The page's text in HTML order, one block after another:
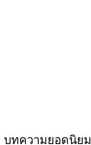
บทความยอดนิยม